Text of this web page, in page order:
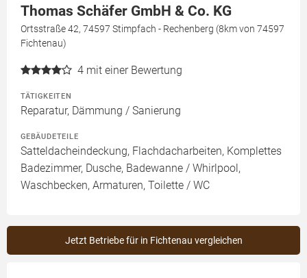
Thomas Schäfer GmbH & Co. KG
Ortsstraße 42, 74597 Stimpfach - Rechenberg (8km von 74597
Fichtenau)
4 mit einer Bewertung
TÄTIGKEITEN
Reparatur, Dämmung / Sanierung
GEBÄUDETEILE
Satteldacheindeckung, Flachdacharbeiten, Komplettes
Badezimmer, Dusche, Badewanne / Whirlpool,
Waschbecken, Armaturen, Toilette / WC
Jetzt Betriebe für in Fichtenau vergleichen